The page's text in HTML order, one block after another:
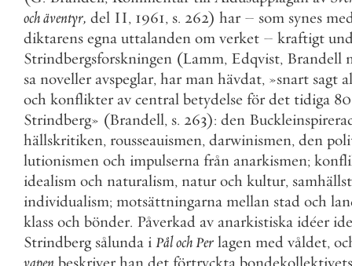
ochäventyr, del II, 1961, s. 262) har – som synes
diktarens egna uttalanden om verket – kraftigt
Strindbergsforskningen (Lamm, Edqvist, Brandell
sa noveller avspeglar, har man hävdat, »snart sagt
och konflikter av central betydelse för det tidiga 80
Strindberg» (Brandell, s. 263): den
hällskritiken, rousseauismen, darwinismen, den
lutionismen och impulserna från anarkismen;
idealism och naturalism, natur och kultur,
individualism; motsättningarna mellan stad och
klass och bönder. Påverkad av anarkistiska idéer
Strindberg sålunda i PålochPer lagen med våldet,